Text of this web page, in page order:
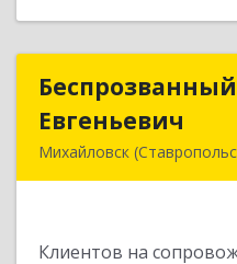
Евгеньевич
Михайловск
Клиентов на